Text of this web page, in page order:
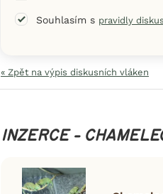
Souhlasím s pravidly
« Zpět na výpis diskusních vláken
INZERCE -